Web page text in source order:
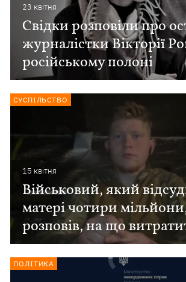
23 квiтня
Свідки розповіли про
журналістки Вікторії
російському полоні
15 квiтня
Військовий, який
матері чотири
розповів, на що
СУСПІЛЬСТВО
ПОЛІТИКА